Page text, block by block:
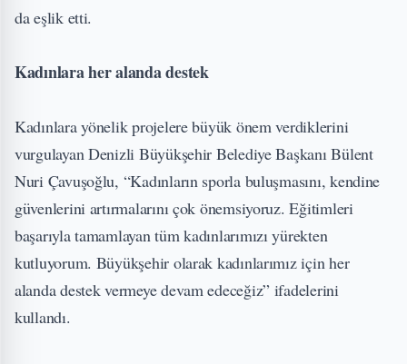
da eşlik etti.
Kadınlara her alanda destek
Kadınlara yönelik projelere büyük önem verdiklerini
vurgulayan Denizli Büyükşehir Belediye Başkanı Bülent
Nuri Çavuşoğlu, “Kadınların sporla buluşmasını, kendine
güvenlerini artırmalarını çok önemsiyoruz. Eğitimleri
başarıyla tamamlayan tüm kadınlarımızı yürekten
kutluyorum. Büyükşehir olarak kadınlarımız için her
alanda destek vermeye devam edeceğiz” ifadelerini
kullandı.